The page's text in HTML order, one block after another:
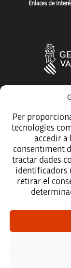
Per
tecnologies
accedir a
consentiment
tractar dades
identificadors
retirar el
Enlaces de
Avíso legal
Política de
Registro de